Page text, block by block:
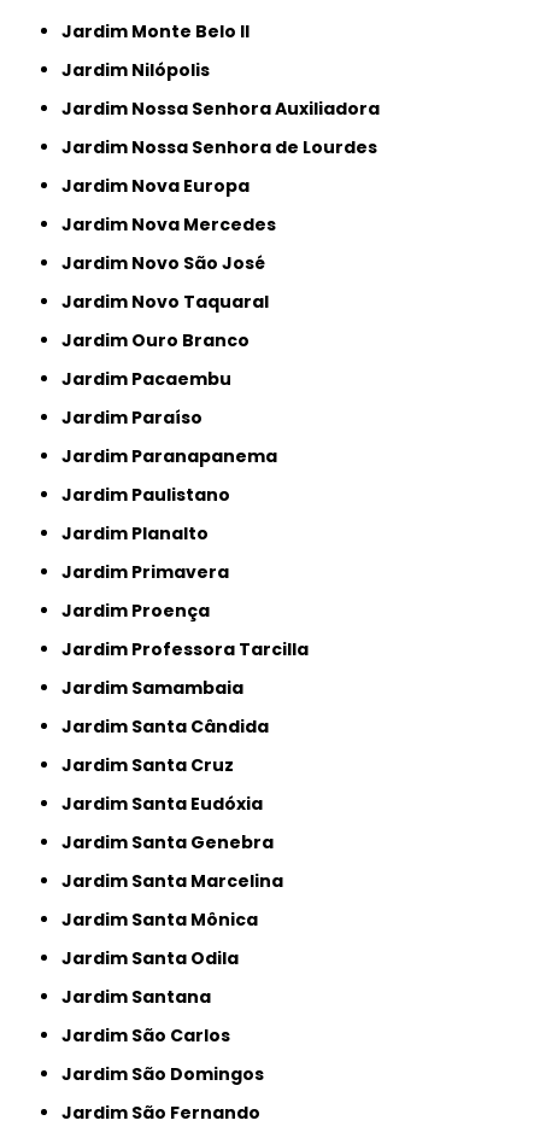
Jardim Monte Belo II
Jardim Nilópolis
Jardim Nossa Senhora Auxiliadora
Jardim Nossa Senhora de Lourdes
Jardim Nova Europa
Jardim Nova Mercedes
Jardim Novo São José
Jardim Novo Taquaral
Jardim Ouro Branco
Jardim Pacaembu
Jardim Paraíso
Jardim Paranapanema
Jardim Paulistano
Jardim Planalto
Jardim Primavera
Jardim Proença
Jardim Professora Tarcilla
Jardim Samambaia
Jardim Santa Cândida
Jardim Santa Cruz
Jardim Santa Eudóxia
Jardim Santa Genebra
Jardim Santa Marcelina
Jardim Santa Mônica
Jardim Santa Odila
Jardim Santana
Jardim São Carlos
Jardim São Domingos
Jardim São Fernando